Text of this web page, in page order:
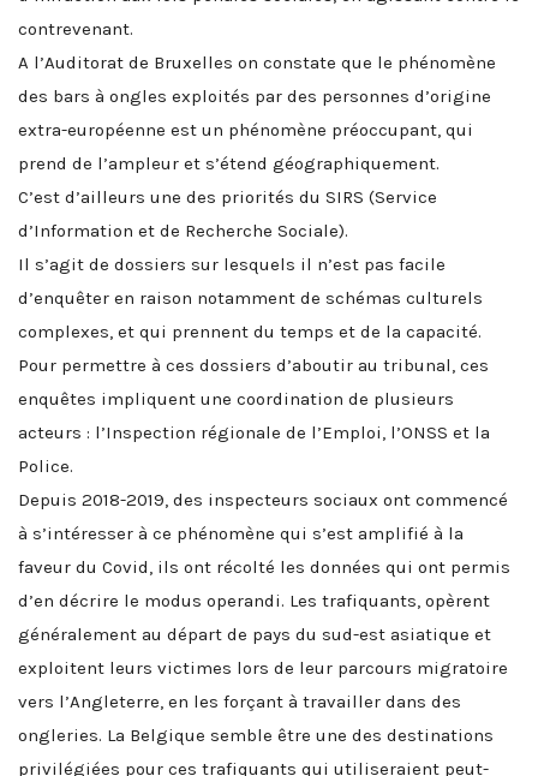
contrevenant.
A l’Auditorat de Bruxelles on constate que le phénomène
des bars à ongles exploités par des personnes d’origine
extra-européenne est un phénomène préoccupant, qui
prend de l’ampleur et s’étend géographiquement.
C’est d’ailleurs une des priorités du SIRS (Service
d’Information et de Recherche Sociale).
Il s’agit de dossiers sur lesquels il n’est pas facile
d’enquêter en raison notamment de schémas culturels
complexes, et qui prennent du temps et de la capacité.
Pour permettre à ces dossiers d’aboutir au tribunal, ces
enquêtes impliquent une coordination de plusieurs
acteurs : l’Inspection régionale de l’Emploi, l’ONSS et la
Police.
Depuis 2018-2019, des inspecteurs sociaux ont commencé
à s’intéresser à ce phénomène qui s’est amplifié à la
faveur du Covid, ils ont récolté les données qui ont permis
d’en décrire le modus operandi. Les trafiquants, opèrent
généralement au départ de pays du sud-est asiatique et
exploitent leurs victimes lors de leur parcours migratoire
vers l’Angleterre, en les forçant à travailler dans des
ongleries. La Belgique semble être une des destinations
privilégiées pour ces trafiquants qui utiliseraient peut-